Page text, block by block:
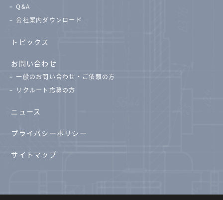
Q&A
会社案内ダウンロード
トピックス
お問い合わせ
一般のお問い合わせ・ご依頼の方
リクルート応募の方
ニュース
プライバシーポリシー
サイトマップ